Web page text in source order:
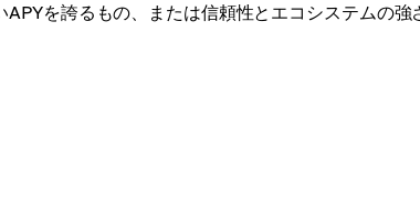
を誇るもの、または信頼性とエコシステムの強